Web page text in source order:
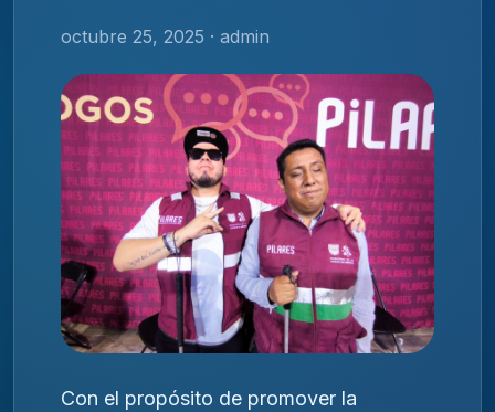
octubre 25, 2025 · admin
Con el propósito de promover la